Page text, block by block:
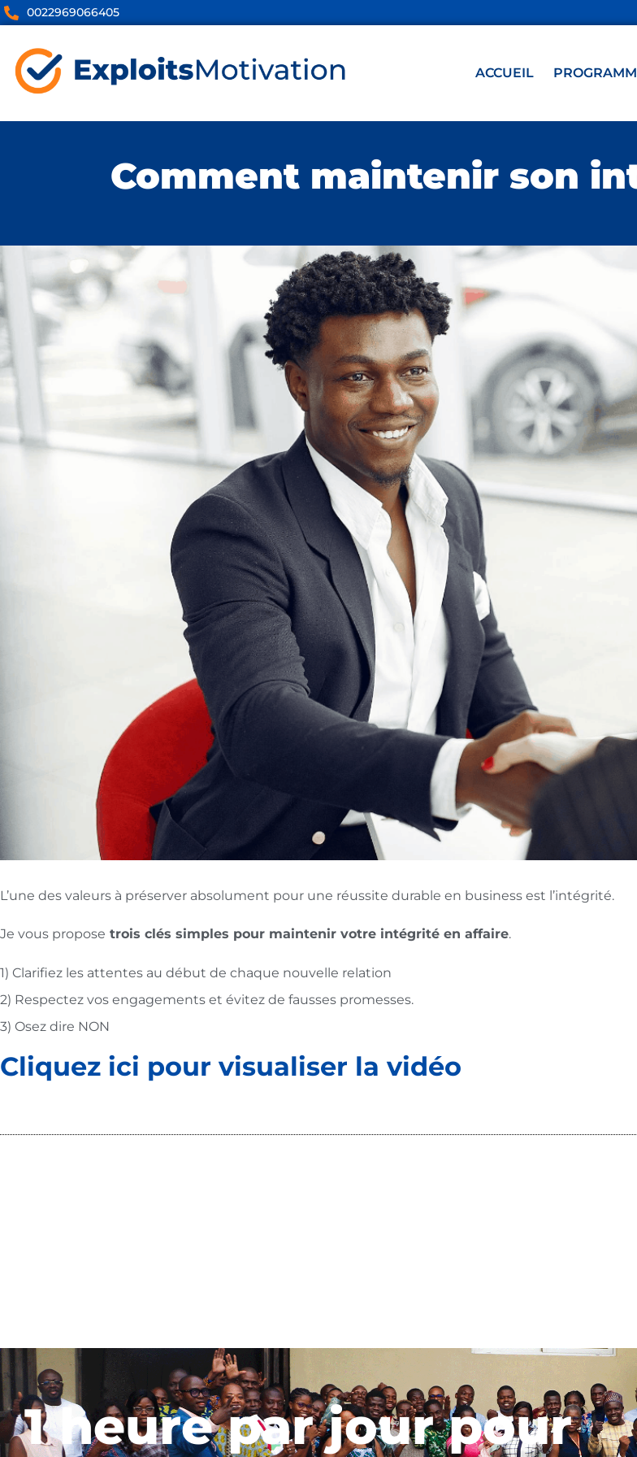
0022969066405
ACCUEIL
Comment maintenir son
L’une des valeurs à préserver absolument pour une réussite durable en business est l’intégrité.
Je vous propose trois clés simples pour maintenir votre intégrité en affaire.
1) Clarifiez les attentes au début de chaque nouvelle relation
2) Respectez vos engagements et évitez de fausses promesses.
3) Osez dire NON
Cliquez ici pour visualiser la vidéo
1 heure par jour pour